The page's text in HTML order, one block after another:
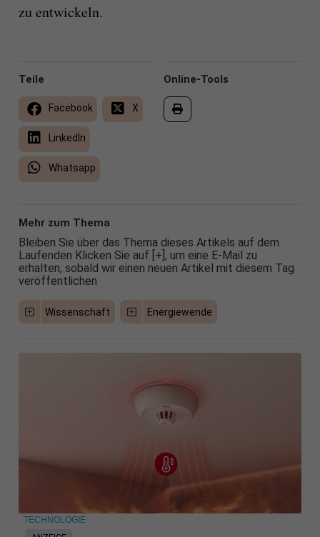
zu entwickeln.
Online-Tools
Teile
Facebook X
LinkedIn
Whatsapp
Mehr zum Thema
Bleiben Sie über das Thema dieses Artikels auf dem
Laufenden Klicken Sie auf [+], um eine E-Mail zu
erhalten, sobald wir einen neuen Artikel mit diesem Tag
veröffentlichen
Wissenschaft Energiewende
TECHNOLOGIE